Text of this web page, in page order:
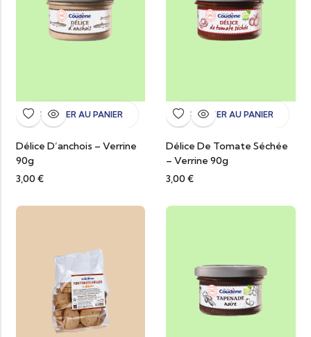
AJOUTER AU PANIER
Délice D’anchois – Verrine
90g
3,00 €
AJOUTER AU PANIER
Délice De Tomate Séchée
– Verrine 90g
3,00 €